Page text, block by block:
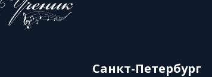
Санкт-Петербург